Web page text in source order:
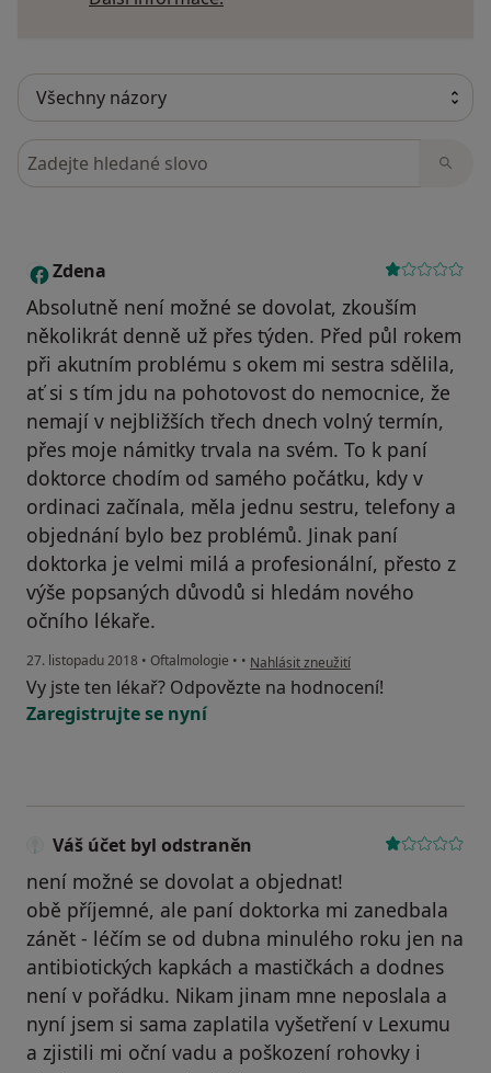
Hledejte v názorech
Z Zdena
Absolutně není možné se dovolat, zkouším
několikrát denně už přes týden. Před půl rokem
při akutním problému s okem mi sestra sdělila,
ať si s tím jdu na pohotovost do nemocnice, že
nemají v nejbližších třech dnech volný termín,
přes moje námitky trvala na svém. To k paní
doktorce chodím od samého počátku, kdy v
ordinaci začínala, měla jednu sestru, telefony a
objednání bylo bez problémů. Jinak paní
doktorka je velmi milá a profesionální, přesto z
výše popsaných důvodů si hledám nového
očního lékaře.
27. listopadu 2018 • Oftalmologie • • podle názoru uživatele Zdena
Nahlásit zneužití
Vy jste ten lékař? Odpovězte na hodnocení!
Zaregistrujte se nyní
Váš účet byl odstraněn
není možné se dovolat a objednat!
obě příjemné, ale paní doktorka mi zanedbala
zánět - léčím se od dubna minulého roku jen na
antibiotických kapkách a mastičkách a dodnes
není v pořádku. Nikam jinam mne neposlala a
nyní jsem si sama zaplatila vyšetření v Lexumu
a zjistili mi oční vadu a poškození rohovky i